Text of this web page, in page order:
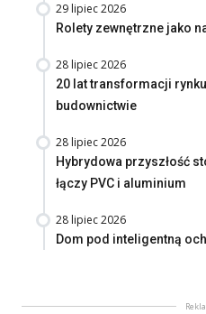
29 lipiec 2026
Rolety zewnętrzne jako
28 lipiec 2026
20 lat transformacji
budownictwie
28 lipiec 2026
Hybrydowa przyszłość
łączy PVC i aluminium
28 lipiec 2026
Dom pod inteligentną